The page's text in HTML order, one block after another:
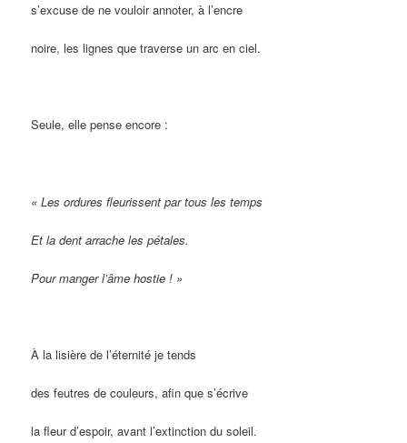
s’excuse de ne vouloir annoter, à l’encre
noire, les lignes que traverse un arc en ciel.
Seule, elle pense encore :
« Les ordures fleurissent par tous les temps
Et la dent arrache les pétales.
Pour manger l’âme hostie ! »
À la lisière de l’éternité je tends
des feutres de couleurs, afin que s’écrive
la fleur d’espoir, avant l’extinction du soleil.